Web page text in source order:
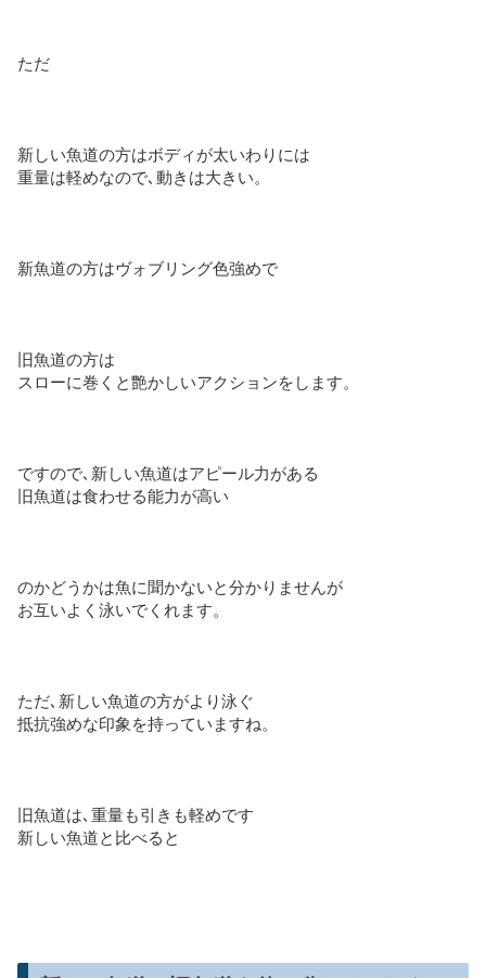
ただ
新しい魚道の方はボディが太いわりには
重量は軽めなので､動きは大きい。
新魚道の方はヴォブリング色強めで
旧魚道の方は
スローに巻くと艶かしいアクションをします。
ですので､新しい魚道はアピール力がある
旧魚道は食わせる能力が高い
のかどうかは魚に聞かないと分かりませんが
お互いよく泳いでくれます。
ただ､新しい魚道の方がより泳ぐ
抵抗強めな印象を持っていますね。
旧魚道は､重量も引きも軽めです
新しい魚道と比べると